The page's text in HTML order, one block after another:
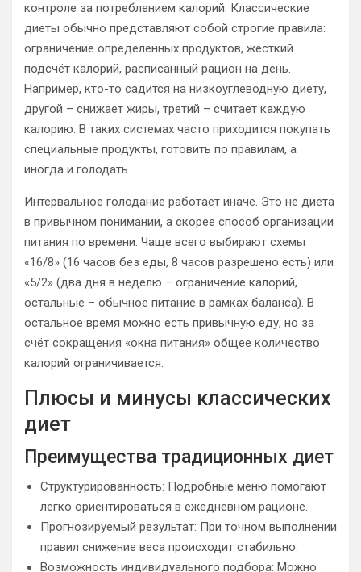
контроле за потреблением калорий. Классические
диеты обычно представляют собой строгие правила:
ограничение определённых продуктов, жёсткий
подсчёт калорий, расписанный рацион на день.
Например, кто-то садится на низкоуглеводную диету,
другой – снижает жиры, третий – считает каждую
калорию. В таких системах часто приходится покупать
специальные продукты, готовить по правилам, а
иногда и голодать.
Интервальное голодание работает иначе. Это не диета
в привычном понимании, а скорее способ организации
питания по времени. Чаще всего выбирают схемы
«16/8» (16 часов без еды, 8 часов разрешено есть) или
«5/2» (два дня в неделю – ограничение калорий,
остальные – обычное питание в рамках баланса). В
остальное время можно есть привычную еду, но за
счёт сокращения «окна питания» общее количество
калорий ограничивается.
Плюсы и минусы классических
диет
Преимущества традиционных диет
Структурированность: Подробные меню помогают
легко ориентироваться в ежедневном рационе.
Прогнозируемый результат: При точном выполнении
правил снижение веса происходит стабильно.
Возможность индивидуального подбора: Можно